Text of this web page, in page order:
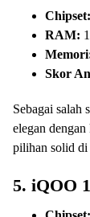
Chipset:
RAM:
Skor
Sebagai salah
elegan
pilihan solid di
5. iQOO